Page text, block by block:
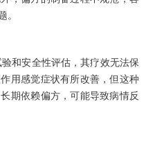
。
安全性评估，其疗效无法保
用感觉症状有所改善，但这种
期依赖偏方，可能导致病情反